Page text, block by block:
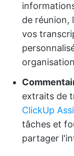
de réunion,
vos
extraits de
ClickUp
tâches et
partager